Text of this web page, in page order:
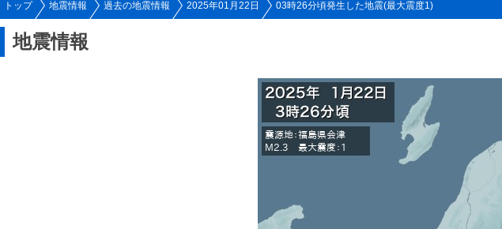
トップ 地震情報 過去の地震情報 2025年01月22日 03時26分頃発生した地震(最大震度1)
地震情報